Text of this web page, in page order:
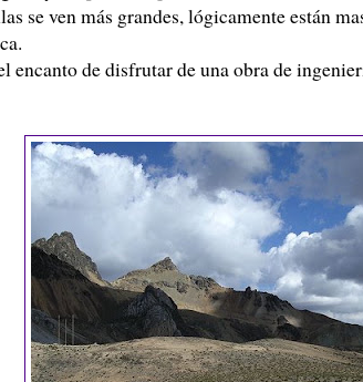
se ven más grandes, lógicamente están
encanto de disfrutar de una obra de